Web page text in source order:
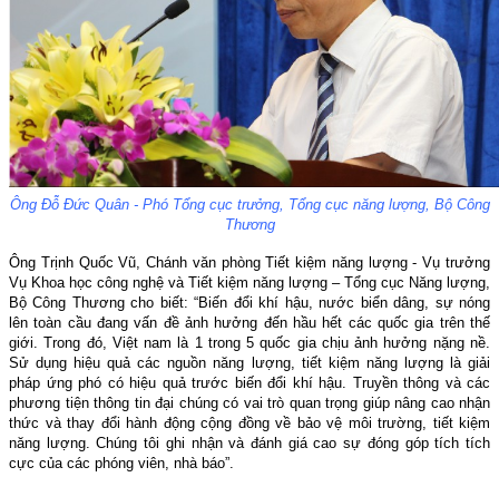
Ông Đỗ Đức Quân - Phó Tổng cục trưởng, Tổng cục năng lượng, Bộ Công
Thương
Ông Trịnh Quốc Vũ, Chánh văn phòng Tiết kiệm năng lượng - Vụ trưởng
Vụ Khoa học công nghệ và Tiết kiệm năng lượng – Tổng cục Năng lượng,
Bộ Công Thương cho biết: “Biến đổi khí hậu, nước biển dâng, sự nóng
lên toàn cầu đang vấn đề ảnh hưởng đến hầu hết các quốc gia trên thế
giới. Trong đó, Việt nam là 1 trong 5 quốc gia chịu ảnh hưởng nặng nề.
Sử dụng hiệu quả các nguồn năng lượng, tiết kiệm năng lượng là giải
pháp ứng phó có hiệu quả trước biến đổi khí hậu. Truyền thông và các
phương tiện thông tin đại chúng có vai trò quan trọng giúp nâng cao nhận
thức và thay đổi hành động cộng đồng về bảo vệ môi trường, tiết kiệm
năng lượng. Chúng tôi ghi nhận và đánh giá cao sự đóng góp tích tích
cực của các phóng viên, nhà báo”.